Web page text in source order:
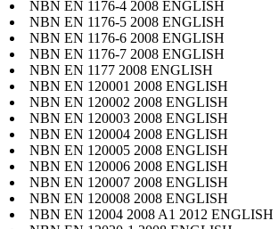
NBN EN 1176-4 2008 ENGLISH
NBN EN 1176-5 2008 ENGLISH
NBN EN 1176-6 2008 ENGLISH
NBN EN 1176-7 2008 ENGLISH
NBN EN 1177 2008 ENGLISH
NBN EN 120001 2008 ENGLISH
NBN EN 120002 2008 ENGLISH
NBN EN 120003 2008 ENGLISH
NBN EN 120004 2008 ENGLISH
NBN EN 120005 2008 ENGLISH
NBN EN 120006 2008 ENGLISH
NBN EN 120007 2008 ENGLISH
NBN EN 120008 2008 ENGLISH
NBN EN 12004 2008 A1 2012 ENGLISH